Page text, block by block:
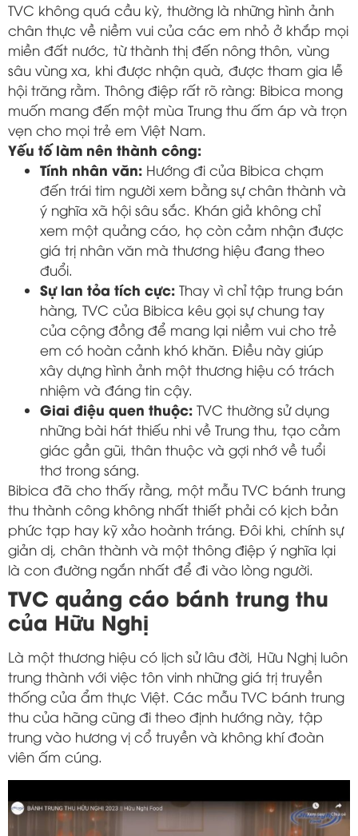
TVC không quá cầu kỳ, thường là những hình ảnh
chân thực về niềm vui của các em nhỏ ở khắp mọi
miền đất nước, từ thành thị đến nông thôn, vùng
sâu vùng xa, khi được nhận quà, được tham gia lễ
hội trăng rằm. Thông điệp rất rõ ràng: Bibica mong
muốn mang đến một mùa Trung thu ấm áp và trọn
vẹn cho mọi trẻ em Việt Nam.
Yếu tố làm nên thành công:
Tính nhân văn: Hướng đi của Bibica chạm
đến trái tim người xem bằng sự chân thành và
ý nghĩa xã hội sâu sắc. Khán giả không chỉ
xem một quảng cáo, họ còn cảm nhận được
giá trị nhân văn mà thương hiệu đang theo
đuổi.
Sự lan tỏa tích cực: Thay vì chỉ tập trung bán
hàng, TVC của Bibica kêu gọi sự chung tay
của cộng đồng để mang lại niềm vui cho trẻ
em có hoàn cảnh khó khăn. Điều này giúp
xây dựng hình ảnh một thương hiệu có trách
nhiệm và đáng tin cậy.
Giai điệu quen thuộc: TVC thường sử dụng
những bài hát thiếu nhi về Trung thu, tạo cảm
giác gần gũi, thân thuộc và gợi nhớ về tuổi
thơ trong sáng.
Bibica đã cho thấy rằng, một mẫu TVC bánh trung
thu thành công không nhất thiết phải có kịch bản
phức tạp hay kỹ xảo hoành tráng. Đôi khi, chính sự
giản dị, chân thành và một thông điệp ý nghĩa lại
là con đường ngắn nhất để đi vào lòng người.
TVC quảng cáo bánh trung thu
của Hữu Nghị
Là một thương hiệu có lịch sử lâu đời, Hữu Nghị luôn
trung thành với việc tôn vinh những giá trị truyền
thống của ẩm thực Việt. Các mẫu TVC bánh trung
thu của hãng cũng đi theo định hướng này, tập
trung vào hương vị cổ truyền và không khí đoàn
viên ấm cúng.